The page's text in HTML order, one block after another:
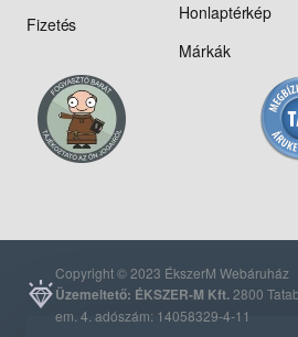
Fizetés
Honlaptérkép
Márkák
Copyright © 2023 ÉkszerM Webáruház
Üzemeltető: ÉKSZER-M Kft.2800
em. 4. adószám: 14058329-4-11